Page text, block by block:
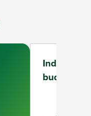
budget